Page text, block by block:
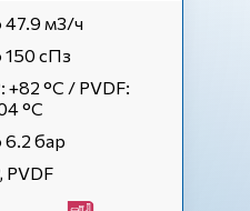
47.9 м3/ч
150 сПз
+82 °С / PVDF:
°С
6.2 бар
PVDF